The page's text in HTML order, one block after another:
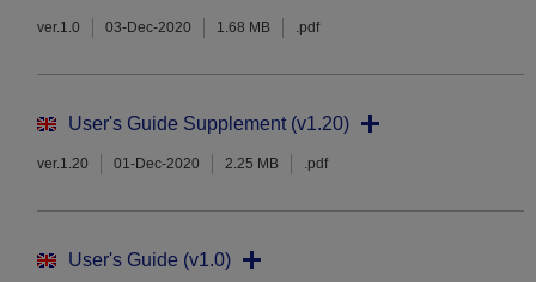
ver.1.0 03-Dec-2020 1.68 MB .pdf
User's Guide Supplement (v1.20)
ver.1.20 01-Dec-2020 2.25 MB .pdf
User's Guide (v1.0)